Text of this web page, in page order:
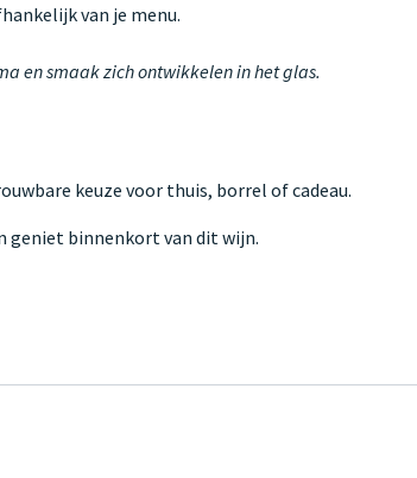
van je menu.
en smaak zich ontwikkelen in het glas.
keuze voor thuis, borrel of cadeau.
geniet binnenkort van dit wijn.